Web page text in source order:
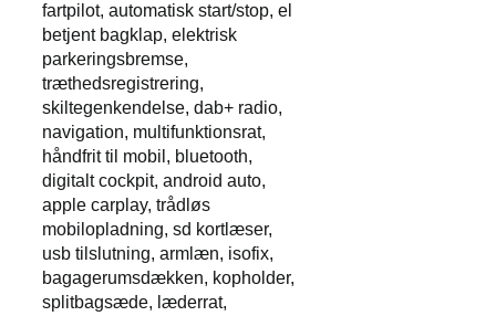
fartpilot, automatisk start/stop, el
betjent bagklap, elektrisk
parkeringsbremse,
træthedsregistrering,
skiltegenkendelse, dab+ radio,
navigation, multifunktionsrat,
håndfrit til mobil, bluetooth,
digitalt cockpit, android auto,
apple carplay, trådløs
mobilopladning, sd kortlæser,
usb tilslutning, armlæn, isofix,
bagagerumsdækken, kopholder,
splitbagsæde, læderrat,